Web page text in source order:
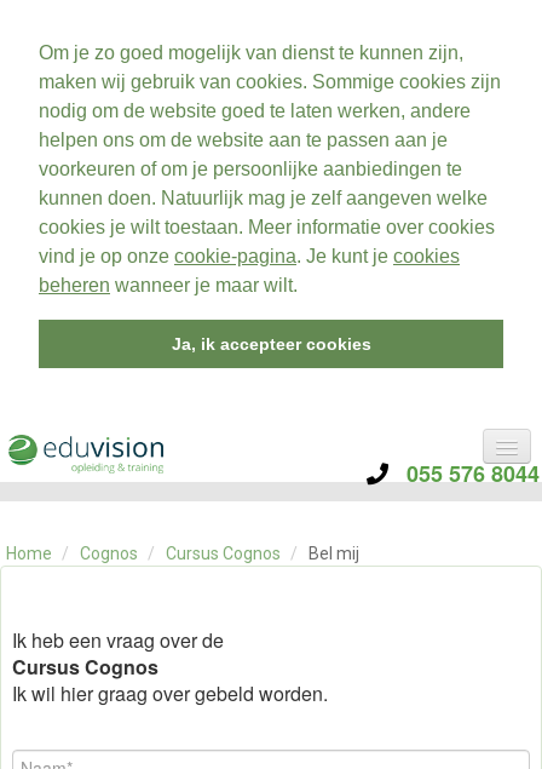
Om je zo goed mogelijk van dienst te kunnen zijn,
maken wij gebruik van cookies. Sommige cookies zijn
nodig om de website goed te laten werken, andere
helpen ons om de website aan te passen aan je
voorkeuren of om je persoonlijke aanbiedingen te
kunnen doen. Natuurlijk mag je zelf aangeven welke
cookies je wilt toestaan. Meer informatie over cookies
vind je op onze cookie-pagina. Je kunt je cookies
beheren wanneer je maar wilt.
Ja, ik accepteer cookies
055 576 8044
CATEGORIE
OVER ONS
Home / Cognos / Cursus Cognos / Bel mij
Ik heb een vraag over de
Cursus Cognos
Ik wil hier graag over gebeld worden.